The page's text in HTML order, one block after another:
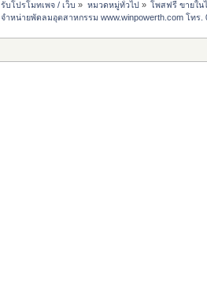
รับโปรโมทเพจ / เว็บ » หมวดหมู่ทั่วไป » โพสฟรี ขายใน
จำหน่ายพัดลมอุตสาหกรรม www.winpowerth.com โทร.